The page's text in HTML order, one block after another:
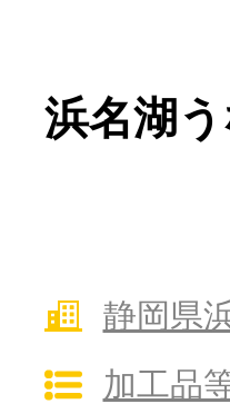
個人事
10秒ぴっ
浜名湖
静岡県
加工品